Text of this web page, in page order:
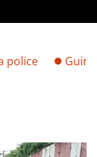
Guinée :